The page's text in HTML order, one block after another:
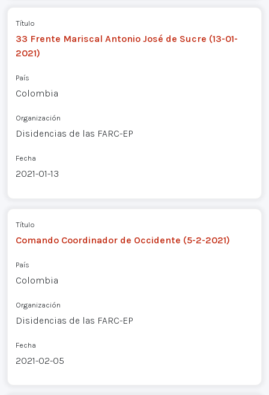
Título
33 Frente Mariscal Antonio José de Sucre (13-01-
2021)
País
Colombia
Organización
Disidencias de las FARC-EP
Fecha
2021-01-13
Título
Comando Coordinador de Occidente (5-2-2021)
País
Colombia
Organización
Disidencias de las FARC-EP
Fecha
2021-02-05